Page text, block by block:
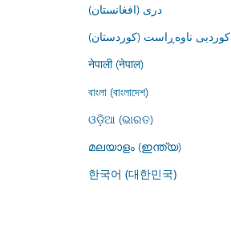
درى (افغانستان)
کوردیی ناوەڕاست (کوردستان)
नेपाली (नेपाल)
বাংলা (বাংলাদেশ)
ଓଡ଼ିଆ (ଭାରତ)
മലയാളം (ഇന്ത്യ)
한국어 (대한민국)